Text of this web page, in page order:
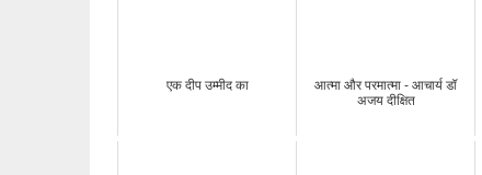
एक दीप उम्मीद का
आत्मा और परमात्मा - आचार्य डॉ
अजय दीक्षित